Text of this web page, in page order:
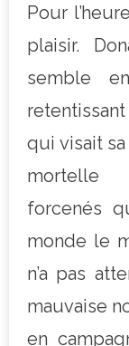
Pour
plaisir.
semble
qui visait
mortelle
forcenés
monde le
n’a pas
mauvaise
en